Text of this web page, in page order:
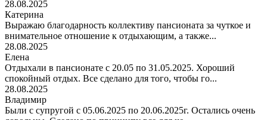
28.08.2025
Катерина
Выражаю благодарность коллективу пансионата за чуткое и
внимательное отношение к отдыхающим, а также...
28.08.2025
Елена
Отдыхали в пансионате с 20.05 по 31.05.2025. Хороший
спокойный отдых. Все сделано для того, чтобы го...
28.08.2025
Владимир
Были с супругой с 05.06.2025 по 20.06.2025г. Остались очень